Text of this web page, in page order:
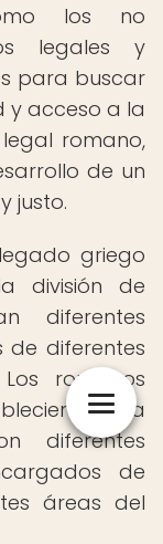
los no
legales y
para buscar
y acceso a la
romano,
de un
justo.
griego
división de
diferentes
de diferentes
romanos
una
diferentes
de
áreas del